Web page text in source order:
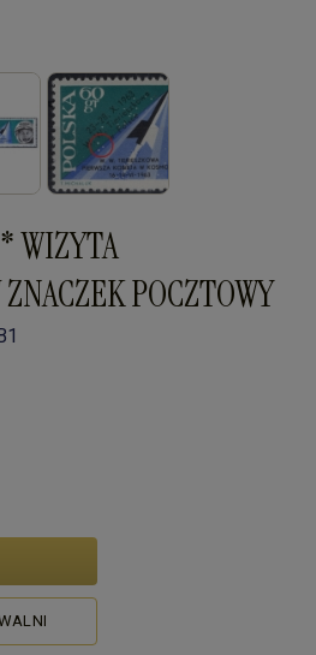
WIZYTA
POCZTOWY